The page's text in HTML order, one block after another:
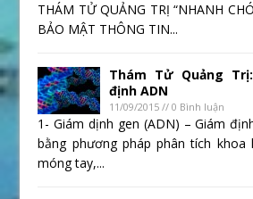
THÁM TỬ QUẢNG TRỊ “NHANH
BẢO MẬT THÔNG TIN...
Thám Tử Quảng
định ADN
11/09/2015 // 0 Bình luận
1- Giám dịnh gen (ADN) – Giám
bằng phương pháp phân tích
móng tay,...